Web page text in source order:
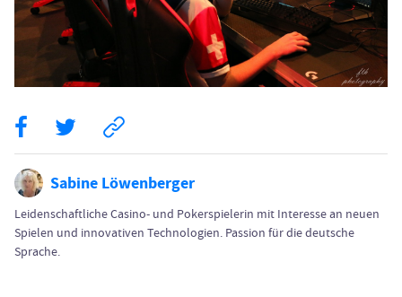
Sabine Löwenberger
Leidenschaftliche Casino- und Pokerspielerin mit Interesse an neuen
Spielen und innovativen Technologien. Passion für die deutsche
Sprache.